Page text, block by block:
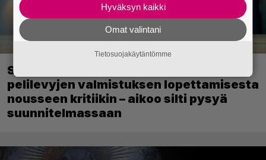
Sony kertoo kuulleensa PlayStation-
pelilevyjen valmistuksen lopettamisesta
nousseen kritiikin – aikoo silti pysyä
suunnitelmassaan
Hyväksyn kaikki
Omat valintani
Tietosuojakäytäntömme